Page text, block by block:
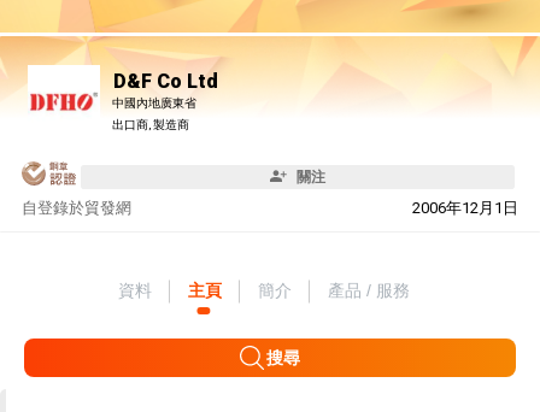
D&F Co Ltd
中國內地廣東省
出口商, 製造商
關注
自 2006年12月1日
登錄於貿發網
資料 主頁 簡介 產品 / 服務
搜尋